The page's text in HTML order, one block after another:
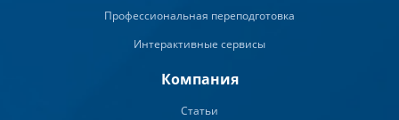
Профессиональная переподготовка
Интерактивные сервисы
Компания
Статьи